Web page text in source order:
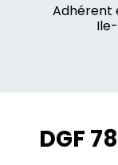
Adhérent
DGF